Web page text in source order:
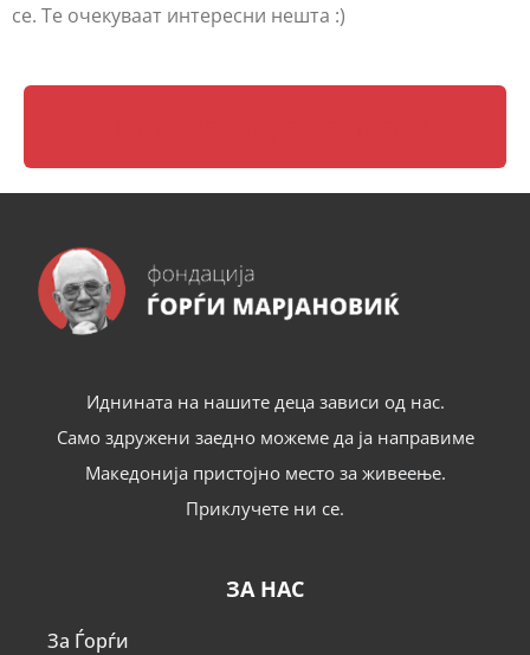
се. Те очекуваат интересни нешта :)
Иднината на нашите деца зависи од нас.
Само здружени заедно можеме да ја направиме
Македонија пристојно место за живеење.
Приклучете ни се.
ЗА НАС
За Ѓорѓи